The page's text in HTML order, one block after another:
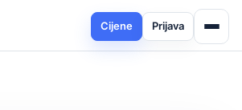
Cijene Prijava